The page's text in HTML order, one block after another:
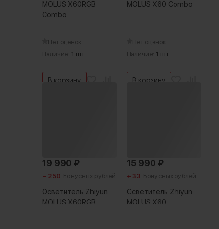
MOLUS X60RGB
Combo
Нет оценок
Наличие: 1 шт.
В корзину
MOLUS X60 Combo
Нет оценок
Наличие: 1 шт.
В корзину
19 990 ₽
+ 250 Бонусных рублей
Осветитель Zhiyun
MOLUS X60RGB
15 990 ₽
+ 33 Бонусных рублей
Осветитель Zhiyun
MOLUS X60